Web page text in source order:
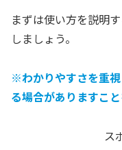
まずは使い方を説明
しましょう。
※わかりやすさを重
る場合がありますこ
ス